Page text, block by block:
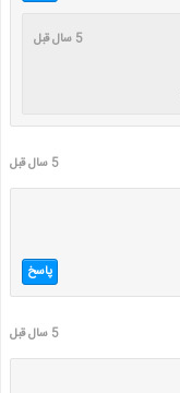
5 سال قبل
5 سال قبل
پاسخ
5 سال قبل